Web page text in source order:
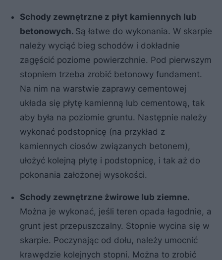
Schody zewnętrzne z płyt kamiennych lub
betonowych. Są łatwe do wykonania. W skarpie
należy wyciąć bieg schodów i dokładnie
zagęścić poziome powierzchnie. Pod pierwszym
stopniem trzeba zrobić betonowy fundament.
Na nim na warstwie zaprawy cementowej
układa się płytę kamienną lub cementową, tak
aby była na poziomie gruntu. Następnie należy
wykonać podstopnicę (na przykład z
kamiennych ciosów związanych betonem),
ułożyć kolejną płytę i podstopnicę, i tak aż do
pokonania założonej wysokości.
Schody zewnętrzne żwirowe lub ziemne.
Można je wykonać, jeśli teren opada łagodnie, a
grunt jest przepuszczalny. Stopnie wycina się w
skarpie. Poczynając od dołu, należy umocnić
krawędzie kolejnych stopni. Można to zrobić